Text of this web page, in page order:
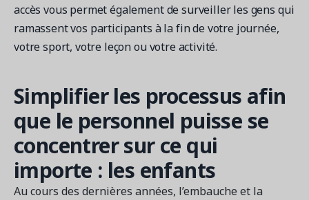
accès vous permet également de surveiller les gens qui
ramassent vos participants à la fin de votre journée,
votre sport, votre leçon ou votre activité.
Simplifier les processus afin
que le personnel puisse se
concentrer sur ce qui
importe : les enfants
Au cours des dernières années, l’embauche et la